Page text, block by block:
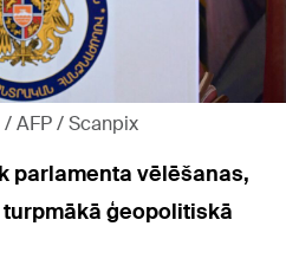
/ AFP / Scanpix
parlamenta vēlēšanas,
ģeopolitiskā